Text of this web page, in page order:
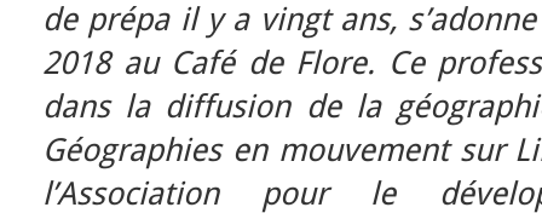
de prépa il y a vingt ans,
2018 au Café de Flore. Ce
dans la diffusion de la
Géographies en mouvement sur
l’Association pour le